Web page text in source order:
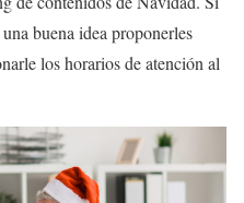
buena idea proponerles
los horarios de atención al